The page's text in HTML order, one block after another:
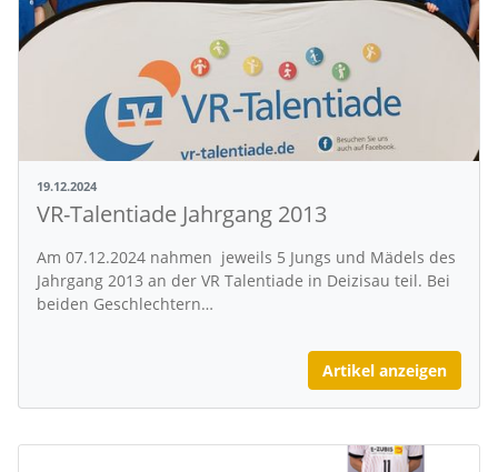
19.12.2024
VR-Talentiade Jahrgang 2013
Am 07.12.2024 nahmen jeweils 5 Jungs und Mädels des
Jahrgang 2013 an der VR Talentiade in Deizisau teil. Bei
beiden Geschlechtern…
Artikel anzeigen